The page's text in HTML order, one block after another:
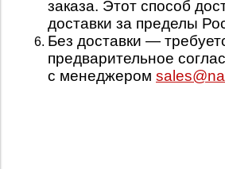
заказа. Этот способ
доставки за пределы
Без доставки —
предварительное
с менеджером